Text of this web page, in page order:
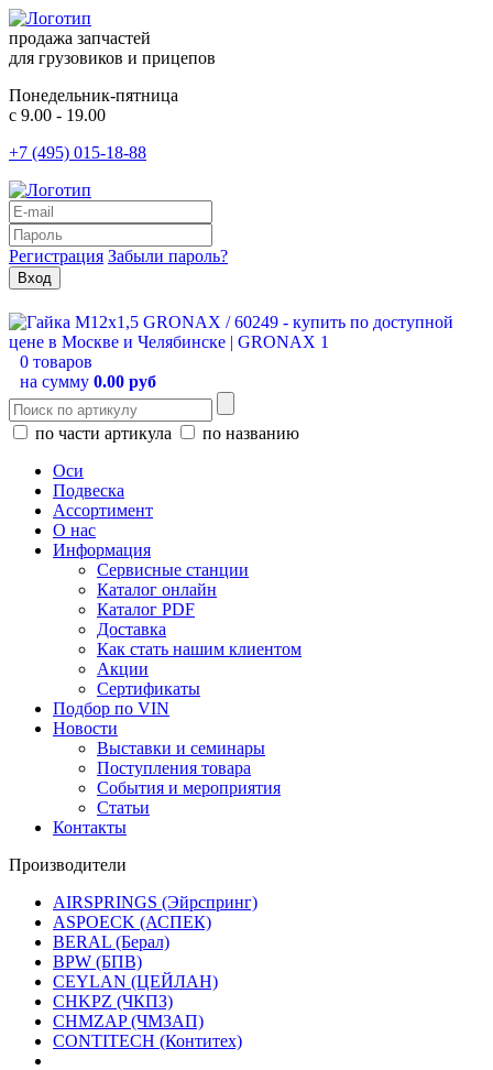
продажа запчастей
для грузовиков и прицепов
Понедельник-пятница
с 9.00 - 19.00
+7 (495) 015-18-88
Регистрация Забыли пароль?
0 товаров
на сумму 0.00 руб
по части артикула
по названию
Оси
Подвеска
Ассортимент
О нас
Информация
Сервисные станции
Каталог онлайн
Каталог PDF
Доставка
Как стать нашим клиентом
Акции
Сертификаты
Подбор по VIN
Новости
Выставки и семинары
Поступления товара
События и мероприятия
Статьи
Контакты
Производители
AIRSPRINGS (Эйрспринг)
ASPOECK (АСПЕК)
BERAL (Берал)
BPW (БПВ)
CEYLAN (ЦЕЙЛАН)
CHKPZ (ЧКПЗ)
CHMZAP (ЧМЗАП)
CONTITECH (Контитех)